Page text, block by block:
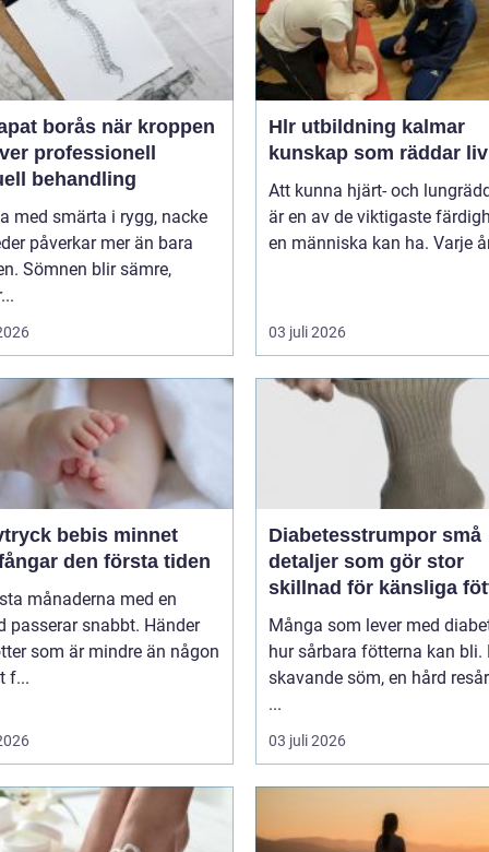
när kroppen
professionell
behandling
med smärta i rygg, nacke
påverkar mer än bara
Sömnen blir sämre,
Hlr utbildning kalmar
kunskap som räddar liv
Att kunna hjärt- och
är en av de viktigaste
en människa kan ha. Varje
03 juli 2026
bebis minnet
den första tiden
månaderna med en
passerar snabbt. Händer
som är mindre än någon
f...
Diabetesstrumpor små
detaljer som gör stor
skillnad för känsliga
Många som lever med
hur sårbara fötterna kan bli.
skavande söm, en hård
...
03 juli 2026